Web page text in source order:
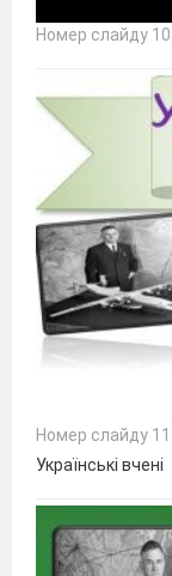
Номер слайду 10
Номер слайду 11
Українські вчені